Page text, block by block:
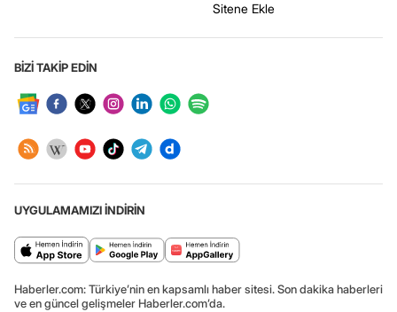
Sitene Ekle
BİZİ TAKİP EDİN
UYGULAMAMIZI İNDİRİN
Haberler.com: Türkiye’nin en kapsamlı haber sitesi. Son dakika haberleri
ve en güncel gelişmeler Haberler.com’da.